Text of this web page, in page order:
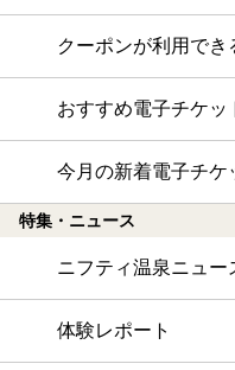
クーポンが利用でき
おすすめ電子チケッ
今月の新着電子チケ
特集・ニュース
ニフティ温泉ニュー
体験レポート